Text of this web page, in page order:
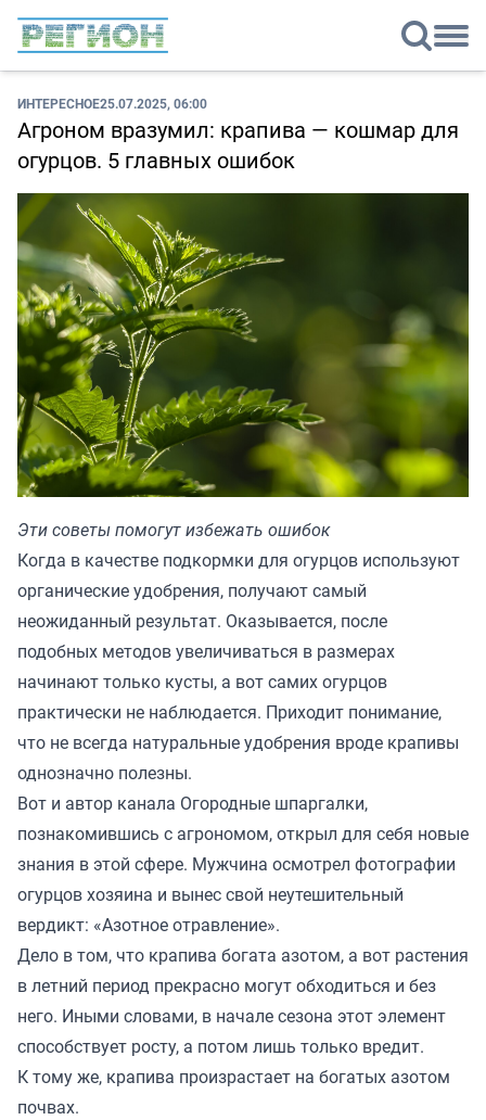
ИНТЕРЕСНОЕ25.07.2025, 06:00
Агроном вразумил: крапива — кошмар для
огурцов. 5 главных ошибок
Эти советы помогут избежать ошибок
Когда в качестве подкормки для огурцов используют
органические удобрения, получают самый
неожиданный результат. Оказывается, после
подобных методов увеличиваться в размерах
начинают только кусты, а вот самих огурцов
практически не наблюдается. Приходит понимание,
что не всегда натуральные удобрения вроде крапивы
однозначно полезны.
Вот и автор канала Огородные шпаргалки,
познакомившись с агрономом, открыл для себя новые
знания в этой сфере. Мужчина осмотрел фотографии
огурцов хозяина и вынес свой неутешительный
вердикт: «Азотное отравление».
Дело в том, что крапива богата азотом, а вот растения
в летний период прекрасно могут обходиться и без
него. Иными словами, в начале сезона этот элемент
способствует росту, а потом лишь только вредит.
К тому же, крапива произрастает на богатых азотом
почвах.